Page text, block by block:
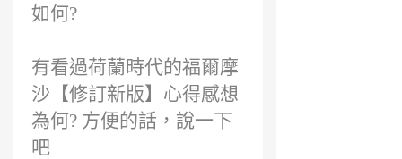
如何?
有看過荷蘭時代的福爾摩
沙【修訂新版】心得感想
為何? 方便的話，說一下
吧